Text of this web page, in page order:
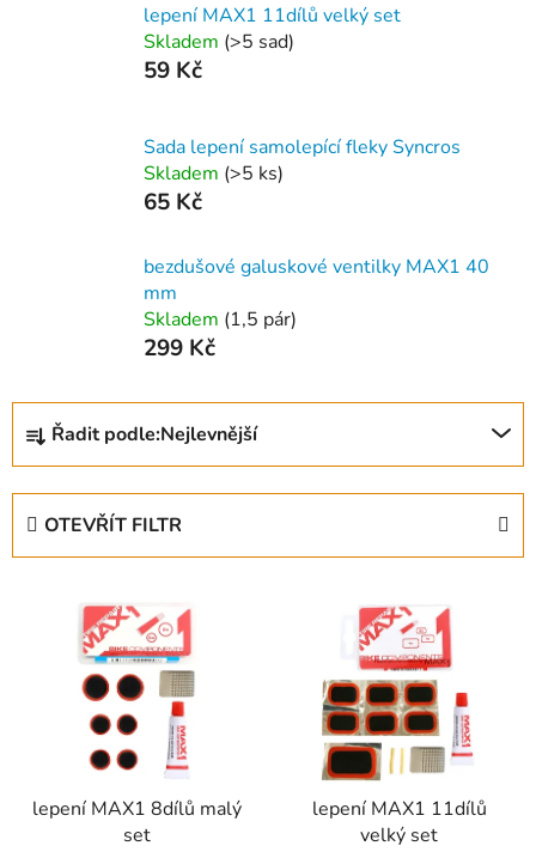
lepení MAX1 11dílů velký set
Skladem (>5 sad)
59 Kč
Sada lepení samolepící fleky Syncros
Skladem (>5 ks)
65 Kč
bezdušové galuskové ventilky MAX1 40
mm
Skladem (1,5 pár)
299 Kč
Ř
z
Řadit podle:Nejlevnější
OTEVŘÍT FILTR
lepení MAX1 8dílů malý
set
lepení MAX1 11dílů
velký set